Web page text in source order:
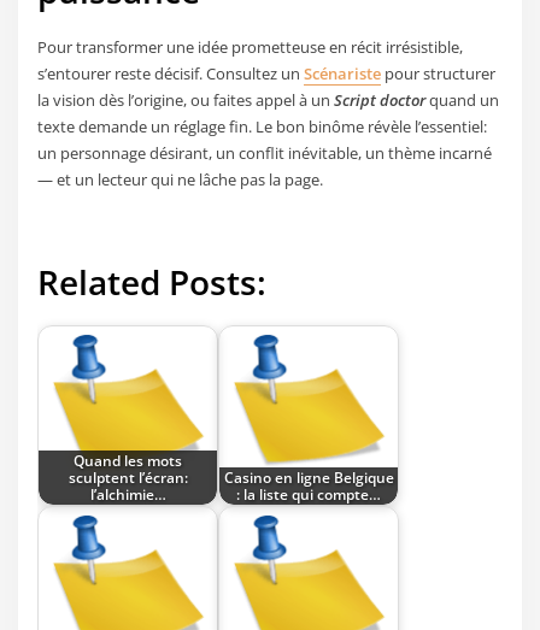
Pour transformer une idée prometteuse en récit irrésistible,
s’entourer reste décisif. Consultez unScénariste pour structurer
la vision dès l’origine, ou faites appel à unScript doctorquand un
texte demande un réglage fin. Le bon binôme révèle l’essentiel:
un personnage désirant, un conflit inévitable, un thème incarné
— et un lecteur qui ne lâche pas la page.
Related Posts:
Quand les mots
sculptent l’écran:
l’alchimie…
Casino en ligne Belgique
: la liste qui compte…